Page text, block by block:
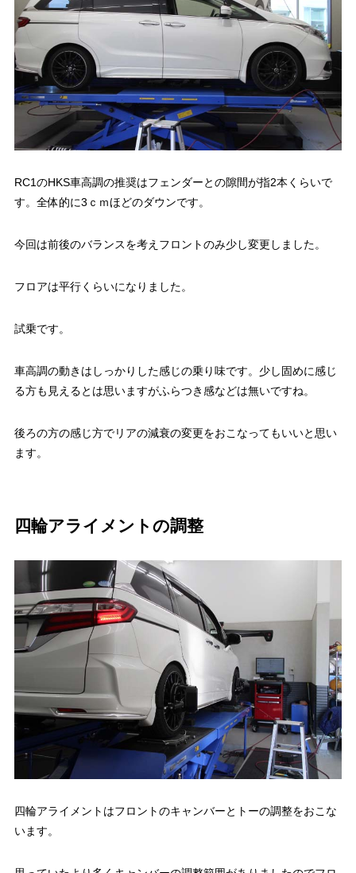
RC1のHKS車高調の推奨はフェンダーとの隙間が指2本くらいで
す。全体的に3ｃｍほどのダウンです。
今回は前後のバランスを考えフロントのみ少し変更しました。
フロアは平行くらいになりました。
試乗です。
車高調の動きはしっかりした感じの乗り味です。少し固めに感じ
る方も見えるとは思いますがふらつき感などは無いですね。
後ろの方の感じ方でリアの減衰の変更をおこなってもいいと思い
ます。
四輪アライメントの調整
四輪アライメントはフロントのキャンバーとトーの調整をおこな
います。